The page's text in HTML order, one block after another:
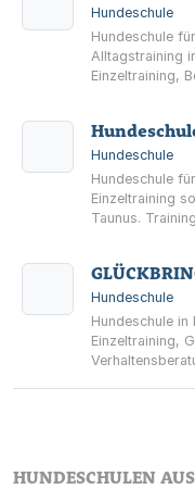
Hundeschule
Hundeschule
Alltagstraining
Einzeltraining,
Hundeschule
Hundeschule
Einzeltraining
Taunus.
Hundeschule
Hundeschule in
Einzeltraining,
HUNDESCHULEN